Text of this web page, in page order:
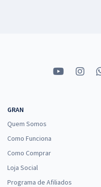
GRAN
Quem Somos
Como Funciona
Como Comprar
Loja Social
Programa de Afiliados